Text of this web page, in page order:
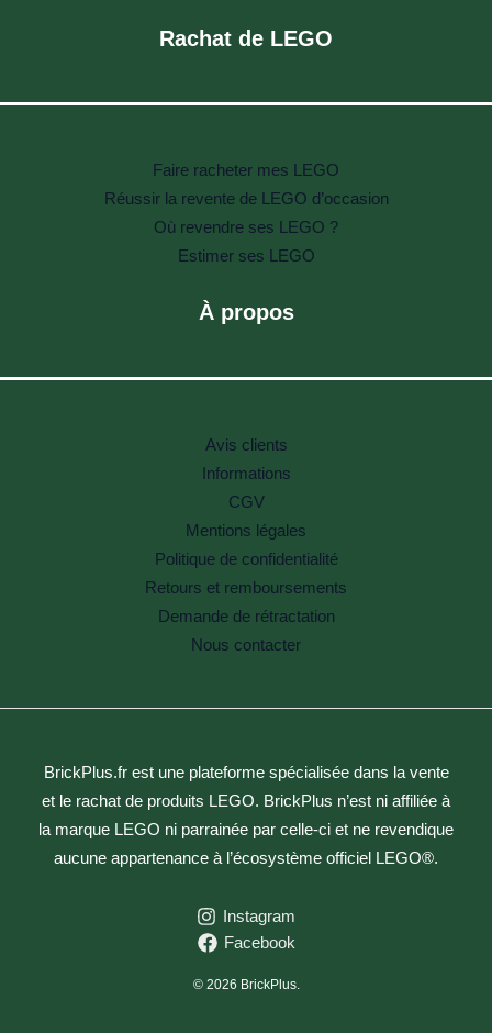
Rachat de LEGO
Faire racheter mes LEGO
Réussir la revente de LEGO d’occasion
Où revendre ses LEGO ?
Estimer ses LEGO
À propos
Avis clients
Informations
CGV
Mentions légales
Politique de confidentialité
Retours et remboursements
Demande de rétractation
Nous contacter
BrickPlus.fr est une plateforme spécialisée dans la vente
et le rachat de produits LEGO. BrickPlus n’est ni affiliée à
la marque LEGO ni parrainée par celle-ci et ne revendique
aucune appartenance à l’écosystème officiel LEGO®.
Instagram
Facebook
© 2026 BrickPlus.